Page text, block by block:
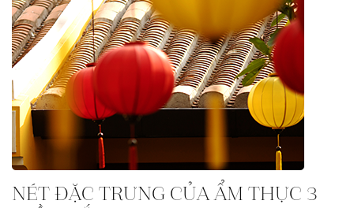
NÉT ĐẶC TRƯNG CỦA ẨM THỰC 3